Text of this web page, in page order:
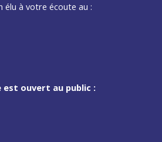
élu à votre écoute au :
est ouvert au public :